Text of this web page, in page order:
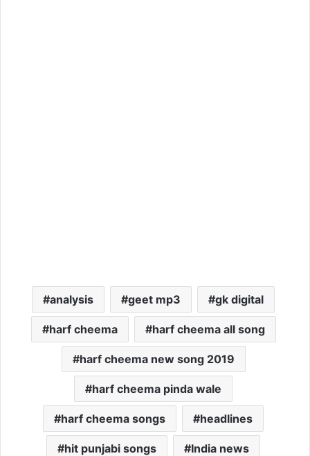
analysis geet mp3 gk digital
harf cheema harf cheema all song
harf cheema new song 2019
harf cheema pinda wale
harf cheema songs headlines
hit punjabi songs India news